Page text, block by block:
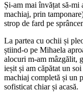
Și-am mai învățat să-mi
machiaj, prin
strop de fard pe
La partea cu ochii și
știind-o pe Mihaela
alocuri m-am mâzgălit,
ieșit și am căpătat un
machiaj completă și un
sofisticat chiar și acasă.